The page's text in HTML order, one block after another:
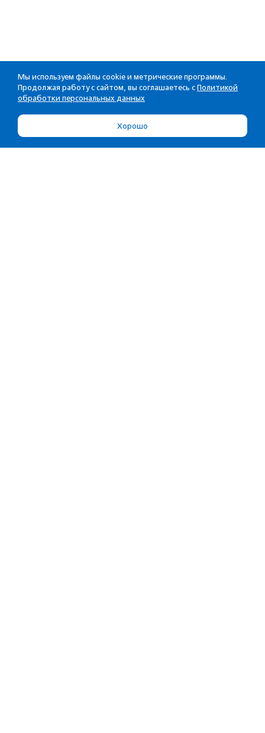
Мы используем файлы cookie и метрические программы.
Продолжая работу с сайтом, вы соглашаетесь с Политикой
обработки персональных данных
Хорошо